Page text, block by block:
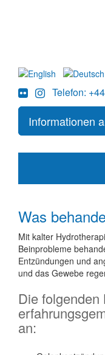
Telefon:
Informationen
Was
Mit kalter
Beinprobleme
Entzündungen und
und das Gewebe
Die
an: